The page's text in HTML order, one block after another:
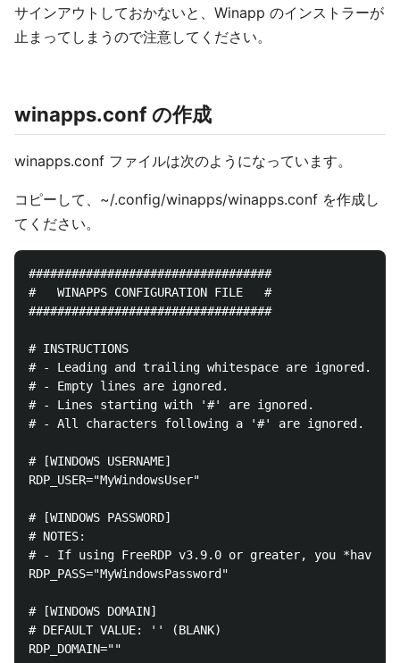
サインアウトしておかないと、Winapp のインストラーが
止まってしまうので注意してください。
winapps.conf の作成
winapps.conf ファイルは次のようになっています。
コピーして、~/.config/winapps/winapps.conf を作成し
てください。
##################################
#   WINAPPS CONFIGURATION FILE   #
##################################
# INSTRUCTIONS
# - Leading and trailing whitespace are ignored.
# - Empty lines are ignored.
# - Lines starting with '#' are ignored.
# - All characters following a '#' are ignored.
# [WINDOWS USERNAME]
RDP_USER="MyWindowsUser"
# [WINDOWS PASSWORD]
# NOTES:
# - If using FreeRDP v3.9.0 or greater, you *have*
RDP_PASS="MyWindowsPassword"
# [WINDOWS DOMAIN]
# DEFAULT VALUE: '' (BLANK)
RDP_DOMAIN=""